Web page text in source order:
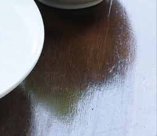
ITALIAN
SHOP
CAKE
COOKIE・
QUICHE